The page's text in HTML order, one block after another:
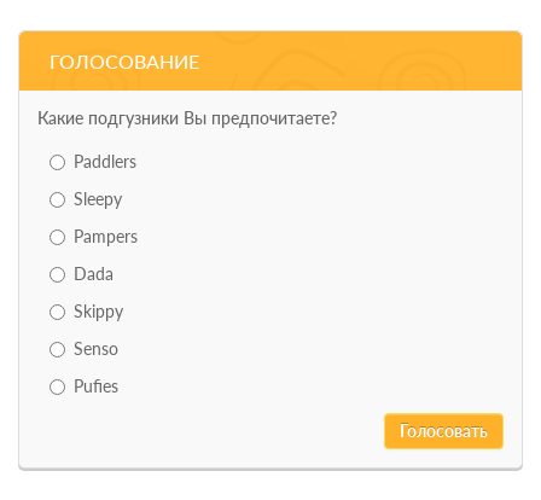
ГОЛОСОВАНИЕ
Какие подгузники Вы предпочитаете?
Paddlers
Sleepy
Pampers
Dada
Skippy
Senso
Pufies